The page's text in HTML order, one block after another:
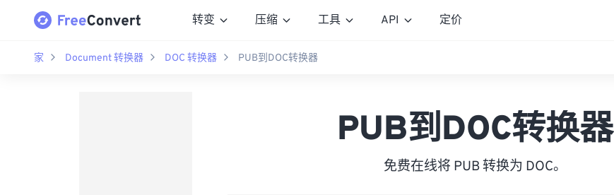
转变 压缩 工具 API 定价
家 Document 转换器 DOC 转换器 PUB到DOC转换器
PUB到DOC转换器
免费在线将 PUB 转换为 DOC。